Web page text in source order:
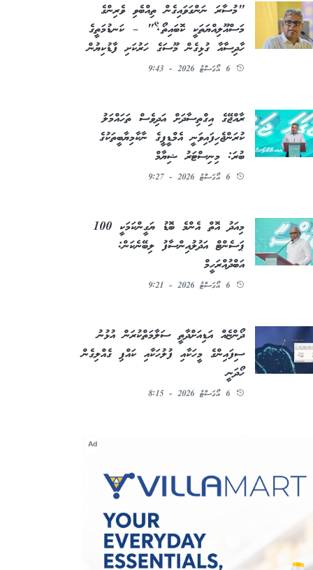
"މުސާރަ ނަންގަވައިގެން ތިއްބެވި ވެރިންގެ
މަސްއޫލިއްޔަތަކީ ކޮބައިތޯ؟" – ކަނޑުމަތީގެ
ހާދިސާއާ ގުޅިގެން މޫސަގެ ހަރުކަށި ފާޑުކިޔުން
6 އޯގަސްޓު 2026 - 9:43
ރާއްޖޭގެ އިގްތިސާދަށް އަދިވެސް ތަހައްމަލު
ކުރަންޖެހިފައިވަނީ އެމްޑީޕީގެ ނާކާމިޔާބީތަކުގެ
ބުރަ: މިނިސްޓަރު ޝިޔާމް
6 އޯގަސްޓު 2026 - 9:27
މިއަދު އޮތް އެންމެ ބޮޑު ޔަގީންކަމަކީ 100
ޕަސެންޓް އަދުލުއިންސާފު ލިބޭނެކަން:
އަބްދުއްރަހީމް
6 އޯގަސްޓު 2026 - 9:21
ދޯންޏެއް އަޑިއަށްދާތީ ސަލާމަތްކުރަން އުޅުނު
ސިފައިންގެ މީހަކާއި ފުލުހަކާއި ކައްޕި ގެއްލިގެން
ހޯދަނީ
6 އޯގަސްޓު 2026 - 8:15
Ad